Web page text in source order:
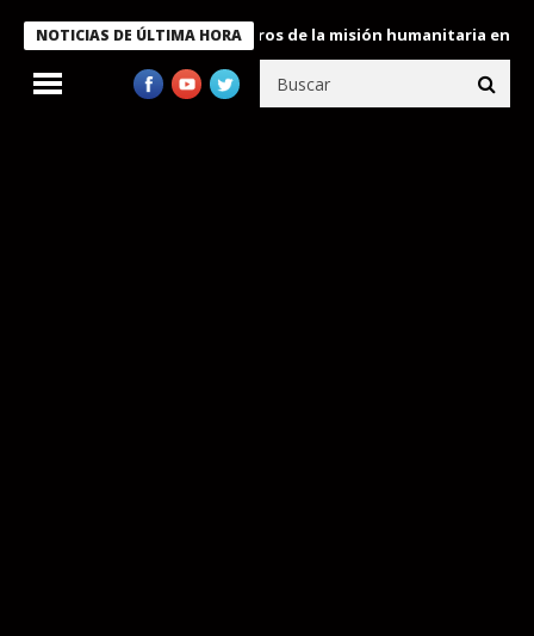
NOTICIAS DE ÚLTIMA HORA
condecora a miembros de la misión humanitaria enviada a